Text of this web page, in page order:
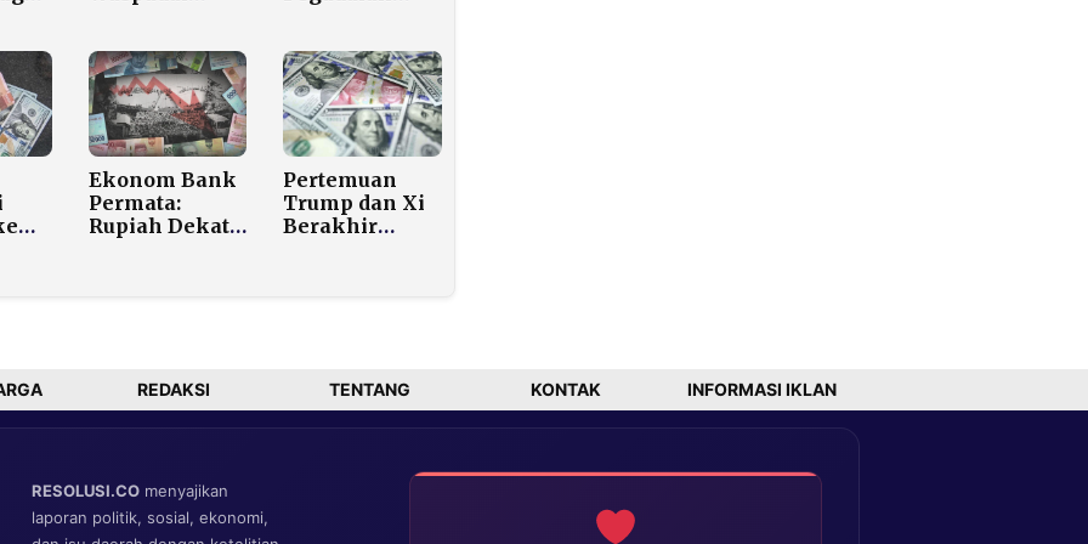
Tengah
Eskalasi
Konflik Timur
Tengah
Minggu Pagi
Ekonom Bank
Permata:
Rupiah Dekati
Pertemuan
Trump dan Xi
Berakhir
REDAKSI TENTANG KONTAK INFORMASI IKLAN
RESOLUSI.CO menyajikan
laporan politik, sosial, ekonomi,